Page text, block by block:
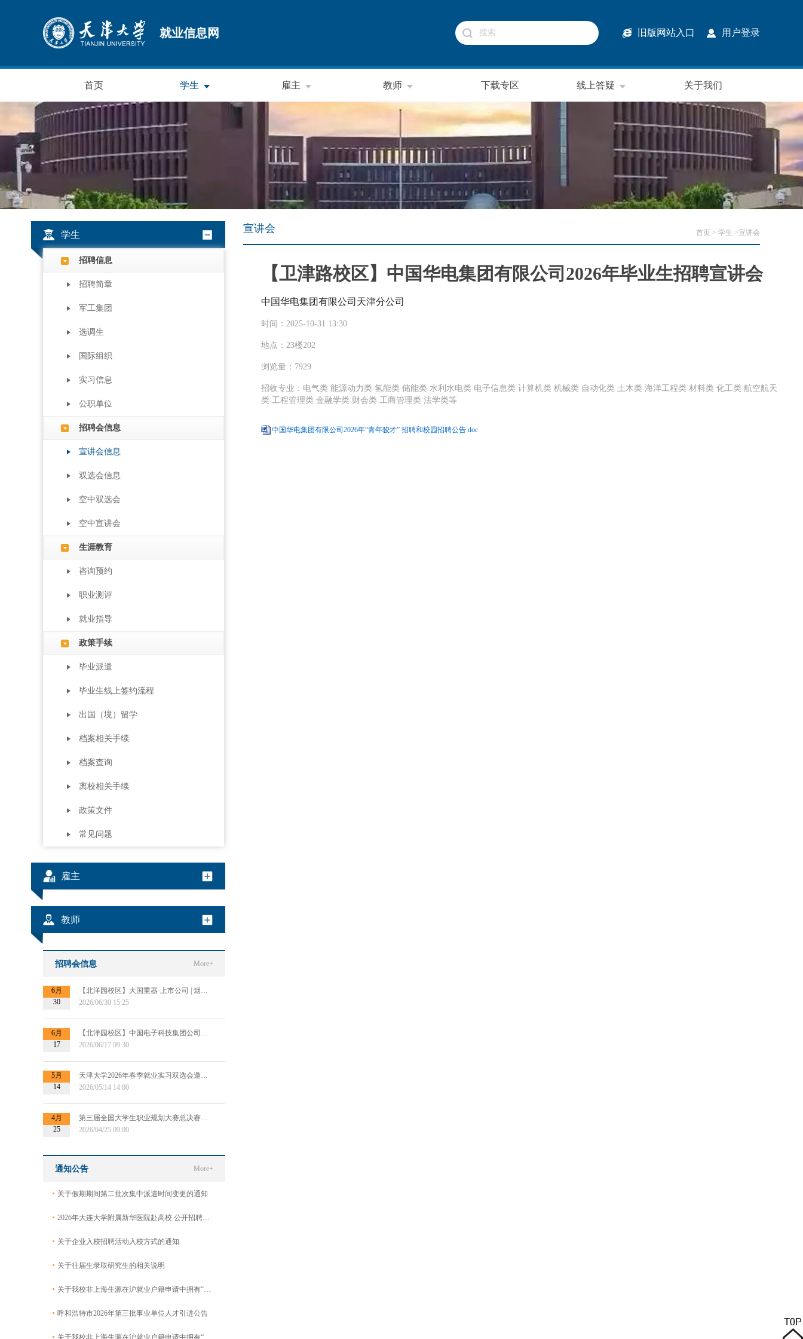
就业信息网 用户登录
旧版网站入口
首页 学生 雇主 教师 下载专区 线上答疑 关于我们
学生
招聘信息
招聘简章
军工集团
选调生
国际组织
实习信息
公职单位
招聘会信息
宣讲会信息
双选会信息
空中双选会
空中宣讲会
生涯教育
咨询预约
职业测评
就业指导
政策手续
毕业派遣
毕业生线上签约流程
出国（境）留学
档案相关手续
档案查询
离校相关手续
政策文件
常见问题
雇主
教师
招聘会信息 More+
6月
30
【北洋园校区】大国重器·上市公司 | 烟台杰瑞集团2027届秋招提前批宣讲会
2026/06/30 15:25
6月
17
【北洋园校区】中国电子科技集团公司第十四研究所信息处理研究部提前批招聘宣讲
2026/06/17 09:30
5月
14
天津大学2026年春季就业实习双选会邀请函
2026/05/14 14:00
4月
25
第三届全国大学生职业规划大赛总决赛专场招聘会暨“千校万企供需对接会”
2026/04/25 09:00
通知公告 More+
• 关于假期期间第二批次集中派遣时间变更的通知
• 2026年大连大学附属新华医院赴高校 公开招聘工作人员公告
• 关于企业入校招聘活动入校方式的通知
• 关于往届生录取研究生的相关说明
• 关于我校非上海生源在沪就业户籍申请中拥有“专利证书及申请”的毕业生名单公示
• 呼和浩特市2026年第三批事业单位人才引进公告
• 关于我校非上海生源在沪就业户籍申请中拥有“专利证书及申请”的毕业生名单公示
宣讲会 首页 > 学生 >宣讲会
【卫津路校区】中国华电集团有限公司2026年毕业生招聘宣讲会
中国华电集团有限公司天津分公司
时间：2025-10-31 13:30
地点：23楼202
浏览量：7929
招收专业：电气类 能源动力类 氢能类 储能类 水利水电类 电子信息类 计算机类 机械类 自动化类 土木类 海洋工程类 材料类 化工类 航空航天
类 工程管理类 金融学类 财会类 工商管理类 法学类等
中国华电集团有限公司2026年“青年骏才” 招聘和校园招聘公告.doc